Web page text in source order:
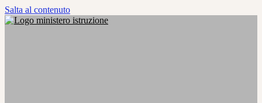
Salta al contenuto